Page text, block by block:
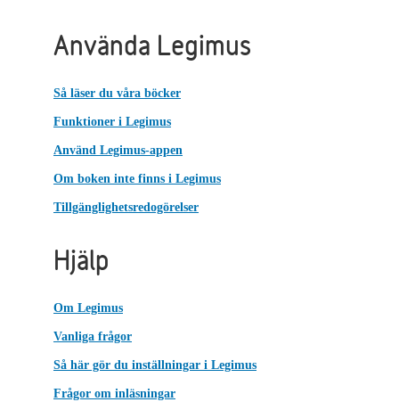
Använda Legimus
Så läser du våra böcker
Funktioner i Legimus
Använd Legimus-appen
Om boken inte finns i Legimus
Tillgänglighetsredogörelser
Hjälp
Om Legimus
Vanliga frågor
Så här gör du inställningar i Legimus
Frågor om inläsningar